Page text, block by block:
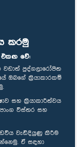
කරමු
වේ:
පුද්ගලාරෝපිත
ඔබගේ ක්‍රියාකාරකම්
සහ ක්‍රියාකාරීත්වය
විස්තර සහ
වැඩිදියුණු කිරීම
ඒ සඳහා